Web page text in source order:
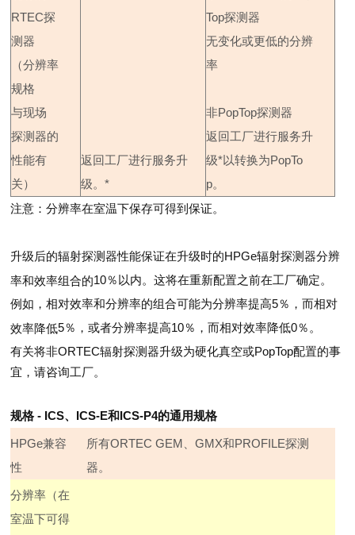
RTEC探
测器
（分辨率
规格
与现场
探测器的
性能有
关）
返回工厂进行服务升
级。*
Top探测器
无变化或更低的分辨
率
非PopTop探测器
返回工厂进行服务升
级*以转换为PopTo
p。
注意：分辨率在室温下保存可得到保证。
升级后的辐射探测器性能保证在升级时的HPGe辐射探测器分辨
率和效率组合的10％以内。这将在重新配置之前在工厂确定。
例如，相对效率和分辨率的组合可能为分辨率提高5％，而相对
效率降低5％，或者分辨率提高10％，而相对效率降低0％。
有关将非ORTEC辐射探测器升级为硬化真空或PopTop配置的事
宜，请咨询工厂。
规格- ICS、 ICS-E和ICS-P4的通用规格
HPGe兼容
性
所有ORTEC GEM 、GMX和PROFILE探测
器。
分辨率（在
室温下可得